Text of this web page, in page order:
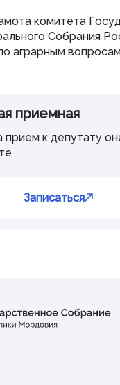
комитета
Собрания
аграрным
приемная
прием к депутату
Записаться